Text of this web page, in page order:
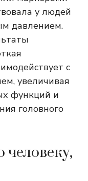
у людей
давлением.
с
увеличивая
функций и
головного
человеку,